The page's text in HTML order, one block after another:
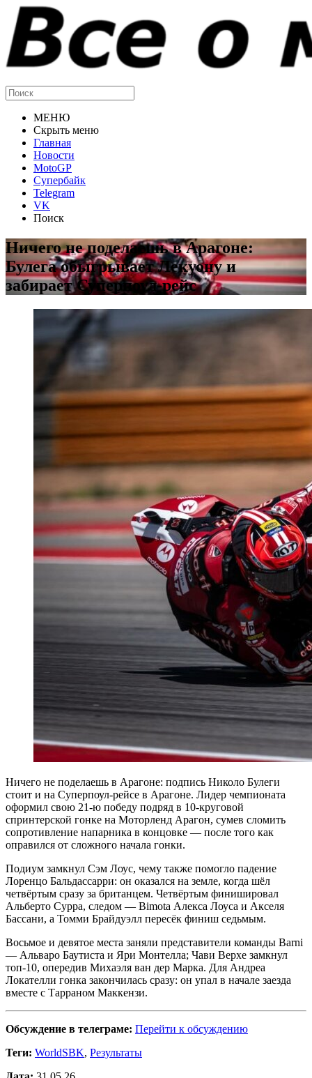
МЕНЮ
Скрыть меню
Главная
Новости
MotoGP
Супербайк
Telegram
VK
Поиск
Ничего не поделаешь в Арагоне:
Булега обыгрывает Лекуону и
забирает Суперпоул-рейс
Ничего не поделаешь в Арагоне: подпись Николо Булеги
стоит и на Суперпоул-рейсе в Арагоне. Лидер чемпионата
оформил свою 21-ю победу подряд в 10-круговой
спринтерской гонке на Моторленд Арагон, сумев сломить
сопротивление напарника в концовке — после того как
оправился от сложного начала гонки.
Подиум замкнул Сэм Лоус, чему также помогло падение
Лоренцо Бальдассарри: он оказался на земле, когда шёл
четвёртым сразу за британцем. Четвёртым финишировал
Альберто Сурра, следом — Bimota Алекса Лоуса и Акселя
Бассани, а Томми Брайдуэлл пересёк финиш седьмым.
Восьмое и девятое места заняли представители команды Barni
— Альваро Баутиста и Яри Монтелла; Чави Верхе замкнул
топ-10, опередив Михаэля ван дер Марка. Для Андреа
Локателли гонка закончилась сразу: он упал в начале заезда
вместе с Тарраном Маккензи.
Обсуждение в телеграме: Перейти к обсуждению
Теги: WorldSBK, Результаты